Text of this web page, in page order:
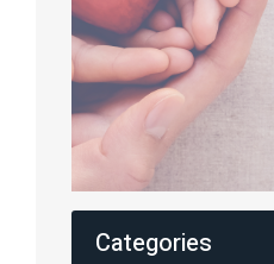
Categories